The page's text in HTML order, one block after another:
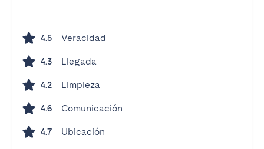
4.5 Veracidad
4.3 Llegada
4.2 Limpieza
4.6 Comunicación
4.7 Ubicación